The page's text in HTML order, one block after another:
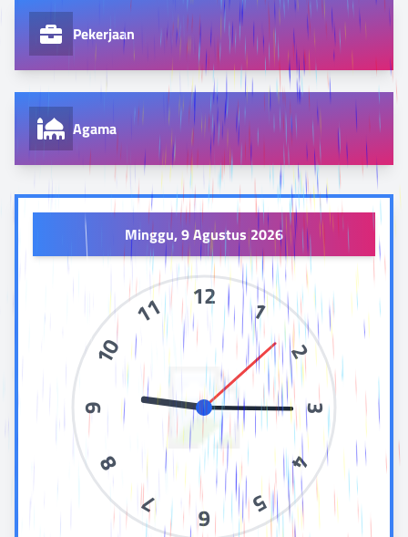
Pekerjaan
Agama
Minggu, 9 Agustus 2026
1
2
3
4
5
6
7
8
9
10
11 12